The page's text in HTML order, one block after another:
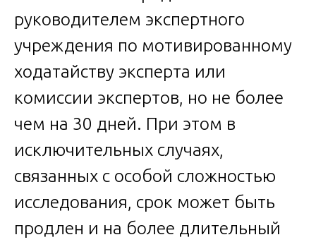
руководителем экспертного
учреждения по мотивированному
ходатайству эксперта или
комиссии экспертов, но не более
чем на 30 дней. При этом в
исключительных случаях,
связанных с особой сложностью
исследования, срок может быть
продлен и на более длительный